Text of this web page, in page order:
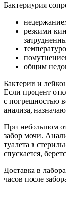
Бактериурия
резкими
общим
Бактерии и
Если процент
с погрешностью
анализа,
При небольшом
забор мочи.
туалета в
спускается,
Доставка в
часов после